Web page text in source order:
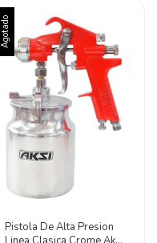
Agotado
Pistola De Alta Presion